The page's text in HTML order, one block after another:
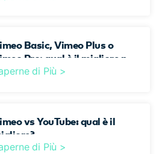
Basic, Vimeo Plus o
Pro: qual è il migliore per
di Più >
vs YouTube: qual è il
di Più >